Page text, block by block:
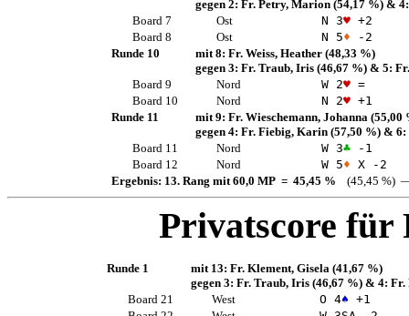
gegen 2: Fr. Petry, Marion (54,17 %) &
Board 7
Ost N 3♥ +2
Board 8
Ost N 5♦ -2
Runde 10
mit 8: Fr. Weiss, Heather (48,33 %)
gegen 3: Fr. Traub, Iris (46,67 %) & 5:
Board 9
Nord W 2♥ =
Board 10
Nord N 2♥ +1
Runde 11
mit 9: Fr. Wieschemann, Johanna (55,00
gegen 4: Fr. Fiebig, Karin (57,50 %) & 6:
Board 11
Nord W 3♣ -1
Board 12
Nord W 5♦ X -2
Ergebnis: 13. Rang mit 60,0 MP = 45,45 % (45,45 %)
Privatscore für
Runde 1 mit 13: Fr. Klement, Gisela (41,67 %)
gegen 3: Fr. Traub, Iris (46,67 %) & 4: Fr.
Board 21
West O 4♠ +1